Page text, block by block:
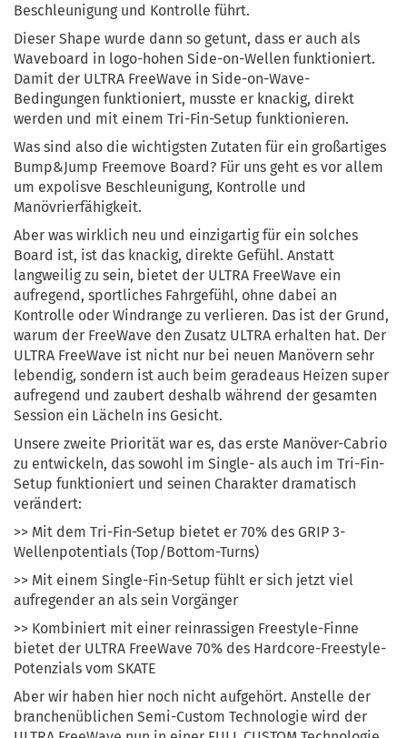
Beschleunigung und Kontrolle führt.
Dieser Shape wurde dann so getunt, dass er auch als
Waveboard in logo-hohen Side-on-Wellen funktioniert.
Damit der ULTRA FreeWave in Side-on-Wave-
Bedingungen funktioniert, musste er knackig, direkt
werden und mit einem Tri-Fin-Setup funktionieren.
Was sind also die wichtigsten Zutaten für ein großartiges
Bump&Jump Freemove Board? Für uns geht es vor allem
um expolisve Beschleunigung, Kontrolle und
Manövrierfähigkeit.
Aber was wirklich neu und einzigartig für ein solches
Board ist, ist das knackig, direkte Gefühl. Anstatt
langweilig zu sein, bietet der ULTRA FreeWave ein
aufregend, sportliches Fahrgefühl, ohne dabei an
Kontrolle oder Windrange zu verlieren. Das ist der Grund,
warum der FreeWave den Zusatz ULTRA erhalten hat. Der
ULTRA FreeWave ist nicht nur bei neuen Manövern sehr
lebendig, sondern ist auch beim geradeaus Heizen super
aufregend und zaubert deshalb während der gesamten
Session ein Lächeln ins Gesicht.
Unsere zweite Priorität war es, das erste Manöver-Cabrio
zu entwickeln, das sowohl im Single- als auch im Tri-Fin-
Setup funktioniert und seinen Charakter dramatisch
verändert:
>> Mit dem Tri-Fin-Setup bietet er 70% des GRIP 3-
Wellenpotentials (Top/Bottom-Turns)
>> Mit einem Single-Fin-Setup fühlt er sich jetzt viel
aufregender an als sein Vorgänger
>> Kombiniert mit einer reinrassigen Freestyle-Finne
bietet der ULTRA FreeWave 70% des Hardcore-Freestyle-
Potenzials vom SKATE
Aber wir haben hier noch nicht aufgehört. Anstelle der
branchenüblichen Semi-Custom Technologie wird der